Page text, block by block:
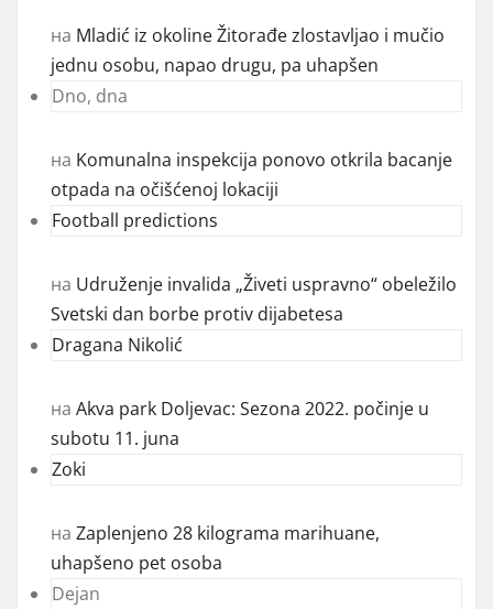
на Mladić iz okoline Žitorađe zlostavljao i mučio
jednu osobu, napao drugu, pa uhapšen
Dno, dna
на Komunalna inspekcija ponovo otkrila bacanje
otpada na očišćenoj lokaciji
Football predictions
на Udruženje invalida „Živeti uspravno“ obeležilo
Svetski dan borbe protiv dijabetesa
Dragana Nikolić
на Akva park Doljevac: Sezona 2022. počinje u
subotu 11. juna
Zoki
на Zaplenjeno 28 kilograma marihuane,
uhapšeno pet osoba
Dejan